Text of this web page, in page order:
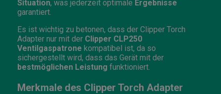
Situation, was jederzeit optimale Ergebnisse
garantiert.
Es ist wichtig zu betonen, dass der Clipper Torch
Adapter nur mit der Clipper CLP250
Ventilgaspatrone kompatibel ist, da so
sichergestellt wird, dass das Gerät mit der
bestmöglichen Leistung funktioniert.
Merkmale des Clipper Torch Adapter